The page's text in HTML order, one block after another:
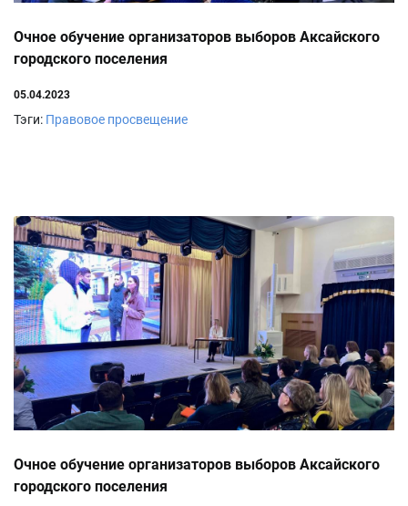
Очное обучение организаторов выборов Аксайского
городского поселения
05.04.2023
Тэги: Правовое просвещение
Очное обучение организаторов выборов Аксайского
городского поселения